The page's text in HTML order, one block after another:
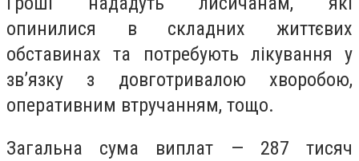
опинилися в складних життєвих
обставинах та потребують лікування у
зв’язку з довготривалою хворобою,
оперативним втручанням, тощо.
Загальна сума виплат — 287 тисяч